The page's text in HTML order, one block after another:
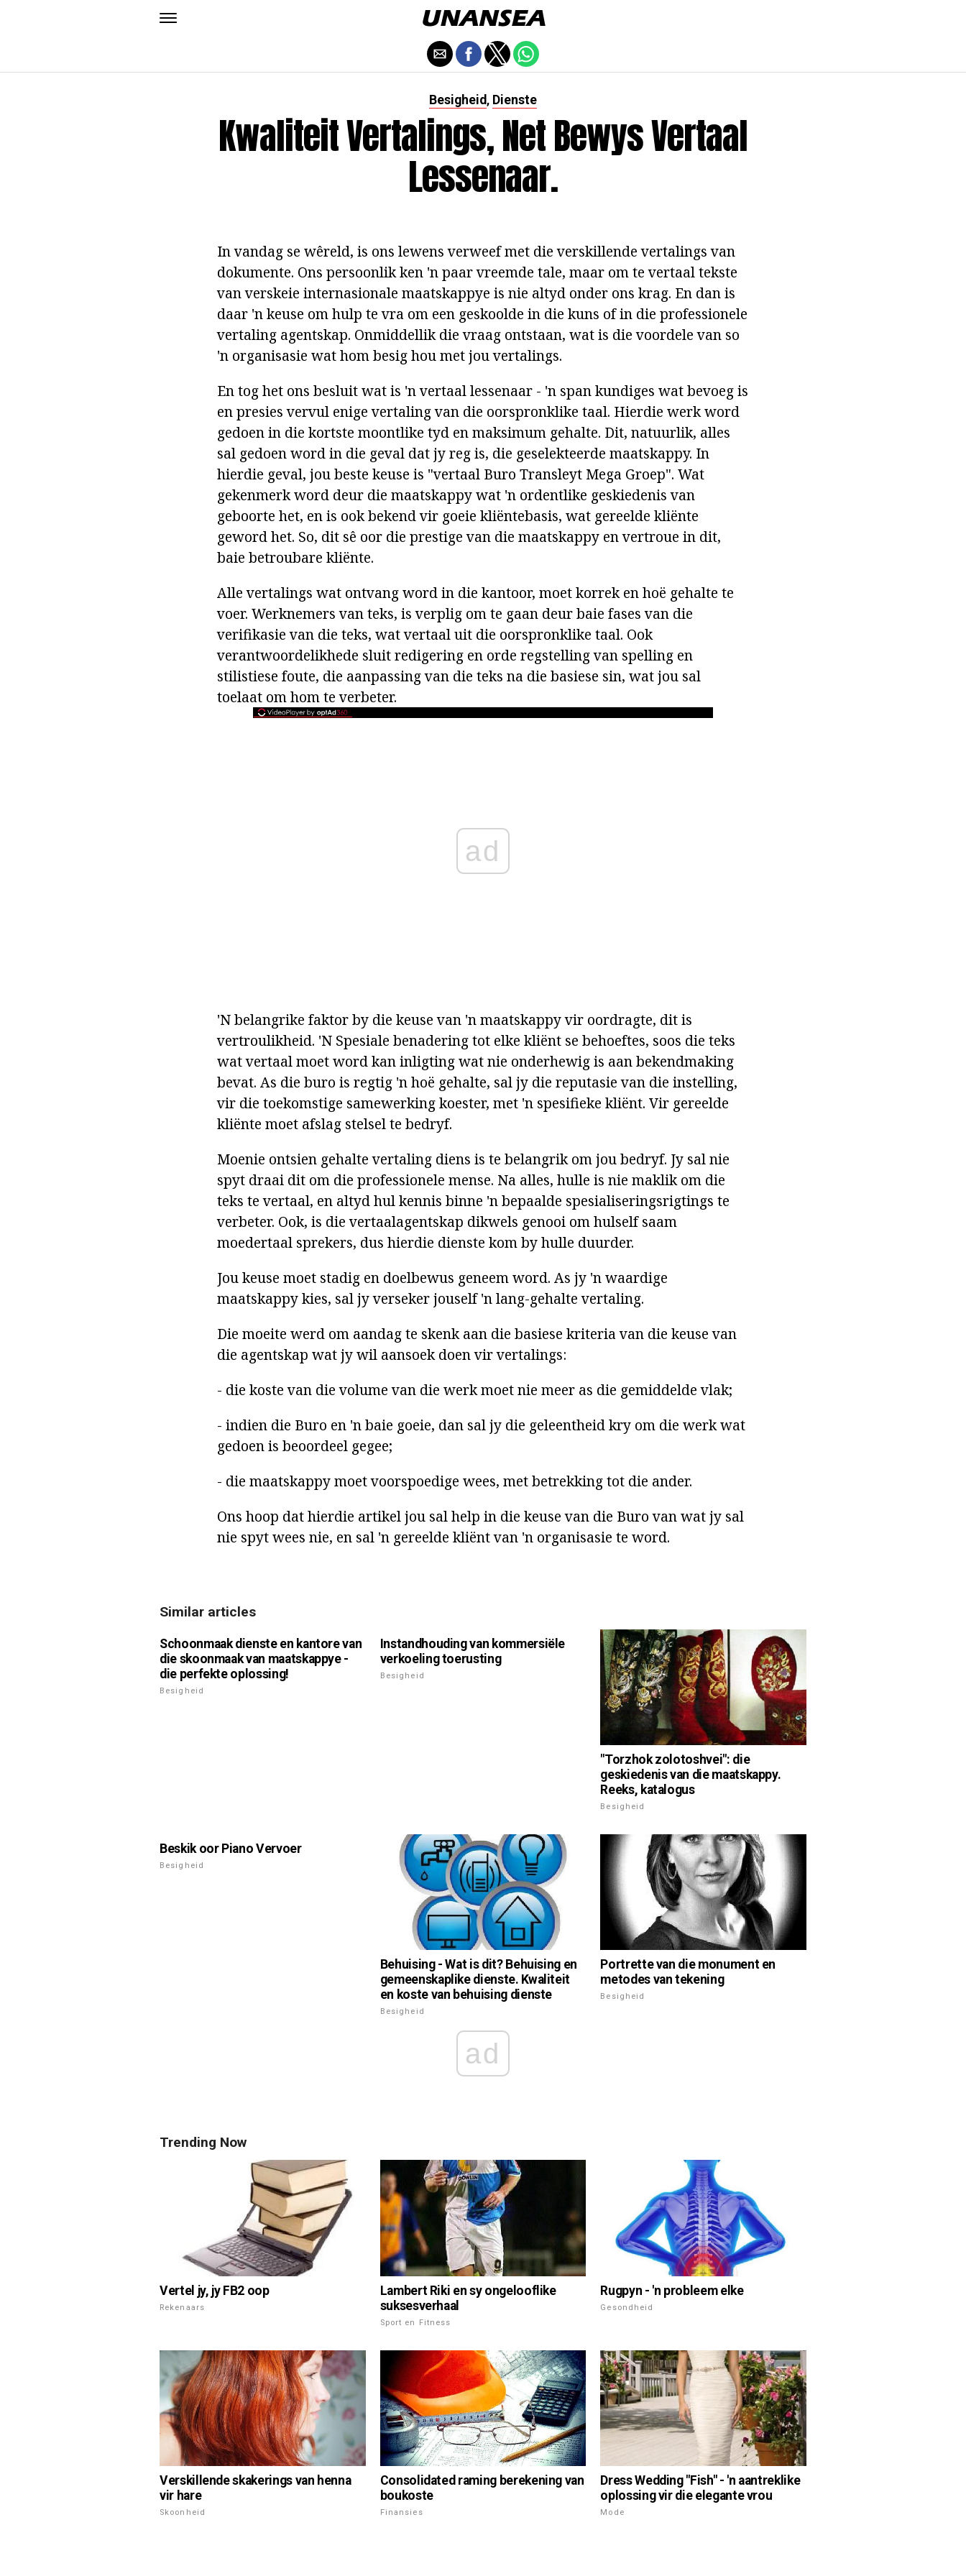
Besigheid, Dienste
Kwaliteit Vertalings, Net Bewys Vertaal
Lessenaar.
In vandag se wêreld, is ons lewens verweef met die verskillende vertalings van
dokumente. Ons persoonlik ken 'n paar vreemde tale, maar om te vertaal tekste
van verskeie internasionale maatskappye is nie altyd onder ons krag. En dan is
daar 'n keuse om hulp te vra om een geskoolde in die kuns of in die professionele
vertaling agentskap. Onmiddellik die vraag ontstaan, wat is die voordele van so
'n organisasie wat hom besig hou met jou vertalings.
En tog het ons besluit wat is 'n vertaal lessenaar - 'n span kundiges wat bevoeg is
en presies vervul enige vertaling van die oorspronklike taal. Hierdie werk word
gedoen in die kortste moontlike tyd en maksimum gehalte. Dit, natuurlik, alles
sal gedoen word in die geval dat jy reg is, die geselekteerde maatskappy. In
hierdie geval, jou beste keuse is "vertaal Buro Transleyt Mega Groep". Wat
gekenmerk word deur die maatskappy wat 'n ordentlike geskiedenis van
geboorte het, en is ook bekend vir goeie kliëntebasis, wat gereelde kliënte
geword het. So, dit sê oor die prestige van die maatskappy en vertroue in dit,
baie betroubare kliënte.
Alle vertalings wat ontvang word in die kantoor, moet korrek en hoë gehalte te
voer. Werknemers van teks, is verplig om te gaan deur baie fases van die
verifikasie van die teks, wat vertaal uit die oorspronklike taal. Ook
verantwoordelikhede sluit redigering en orde regstelling van spelling en
stilistiese foute, die aanpassing van die teks na die basiese sin, wat jou sal
toelaat om hom te verbeter.
ad
'N belangrike faktor by die keuse van 'n maatskappy vir oordragte, dit is
vertroulikheid. 'N Spesiale benadering tot elke kliënt se behoeftes, soos die teks
wat vertaal moet word kan inligting wat nie onderhewig is aan bekendmaking
bevat. As die buro is regtig 'n hoë gehalte, sal jy die reputasie van die instelling,
vir die toekomstige samewerking koester, met 'n spesifieke kliënt. Vir gereelde
kliënte moet afslag stelsel te bedryf.
Moenie ontsien gehalte vertaling diens is te belangrik om jou bedryf. Jy sal nie
spyt draai dit om die professionele mense. Na alles, hulle is nie maklik om die
teks te vertaal, en altyd hul kennis binne 'n bepaalde spesialiseringsrigtings te
verbeter. Ook, is die vertaalagentskap dikwels genooi om hulself saam
moedertaal sprekers, dus hierdie dienste kom by hulle duurder.
Jou keuse moet stadig en doelbewus geneem word. As jy 'n waardige
maatskappy kies, sal jy verseker jouself 'n lang-gehalte vertaling.
Die moeite werd om aandag te skenk aan die basiese kriteria van die keuse van
die agentskap wat jy wil aansoek doen vir vertalings:
- die koste van die volume van die werk moet nie meer as die gemiddelde vlak;
- indien die Buro en 'n baie goeie, dan sal jy die geleentheid kry om die werk wat
gedoen is beoordeel gegee;
- die maatskappy moet voorspoedige wees, met betrekking tot die ander.
Ons hoop dat hierdie artikel jou sal help in die keuse van die Buro van wat jy sal
nie spyt wees nie, en sal 'n gereelde kliënt van 'n organisasie te word.
Similar articles
Schoonmaak dienste en kantore van
die skoonmaak van maatskappye -
die perfekte oplossing!
Besigheid
Instandhouding van kommersiële
verkoeling toerusting
Besigheid
"Torzhok zolotoshvei": die
geskiedenis van die maatskappy.
Reeks, katalogus
Besigheid
Beskik oor Piano Vervoer
Besigheid
Behuising - Wat is dit? Behuising en
gemeenskaplike dienste. Kwaliteit
en koste van behuising dienste
Besigheid
Portrette van die monument en
metodes van tekening
Besigheid
ad
Trending Now
Vertel jy, jy FB2 oop
Rekenaars
Lambert Riki en sy ongelooflike
suksesverhaal
Sport en Fitness
Rugpyn - 'n probleem elke
Gesondheid
Verskillende skakerings van henna
vir hare
Skoonheid
Consolidated raming berekening van
boukoste
Finansies
Dress Wedding "Fish" - 'n aantreklike
oplossing vir die elegante vrou
Mode